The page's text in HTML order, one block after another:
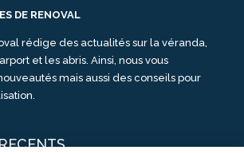
DE RENOVAL
rédige des actualités sur la véranda,
et les abris. Ainsi, nous vous
mais aussi des conseils pour